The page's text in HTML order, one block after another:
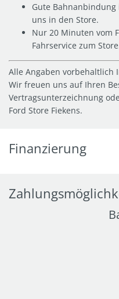
Gute Bahnanbindung
uns in den Store.
Nur 20 Minuten vom
Fahrservice zum
Alle Angaben vorbehaltlich
Wir freuen uns auf Ihren
Vertragsunterzeichnung
Ford Store Fiekens.
Finanzierung